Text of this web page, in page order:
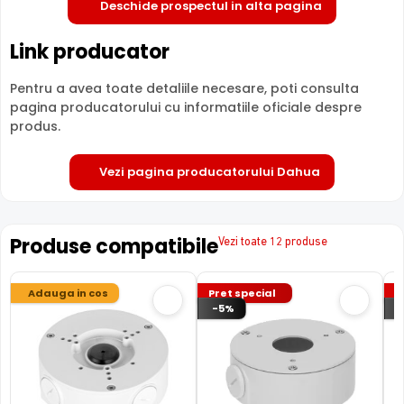
Tehnologie revolutionara WizSense
Deschide prospectul in alta pagina
Link producator
Pentru a avea toate detaliile necesare, poti consulta
pagina producatorului cu informatiile oficiale despre
produs.
Vezi pagina producatorului Dahua
Produse compatibileVezi toate 12 produse
Adauga in cos
Pret special
-5%